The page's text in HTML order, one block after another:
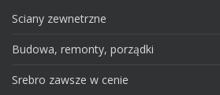
Sciany zewnetrzne
Budowa, remonty, porządki
Srebro zawsze w cenie